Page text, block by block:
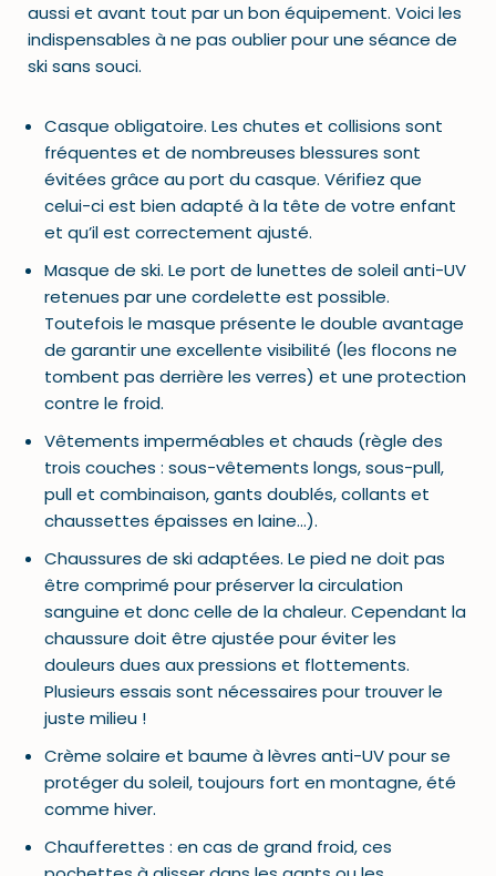
aussi et avant tout par un bon équipement. Voici les
indispensables à ne pas oublier pour une séance de
ski sans souci.
Casque obligatoire. Les chutes et collisions sont
fréquentes et de nombreuses blessures sont
évitées grâce au port du casque. Vérifiez que
celui-ci est bien adapté à la tête de votre enfant
et qu’il est correctement ajusté.
Masque de ski. Le port de lunettes de soleil anti-UV
retenues par une cordelette est possible.
Toutefois le masque présente le double avantage
de garantir une excellente visibilité (les flocons ne
tombent pas derrière les verres) et une protection
contre le froid.
Vêtements imperméables et chauds (règle des
trois couches : sous-vêtements longs, sous-pull,
pull et combinaison, gants doublés, collants et
chaussettes épaisses en laine…).
Chaussures de ski adaptées. Le pied ne doit pas
être comprimé pour préserver la circulation
sanguine et donc celle de la chaleur. Cependant la
chaussure doit être ajustée pour éviter les
douleurs dues aux pressions et flottements.
Plusieurs essais sont nécessaires pour trouver le
juste milieu !
Crème solaire et baume à lèvres anti-UV pour se
protéger du soleil, toujours fort en montagne, été
comme hiver.
Chaufferettes : en cas de grand froid, ces